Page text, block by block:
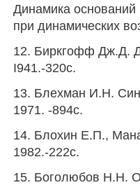
Динамика
при динамических
12. Биркгофф Дж.Д.
I941.-320с.
13. Блехман И.Н.
1971. -894с.
14. Блохин Е.П.,
1982.-222с.
15. Боголюбов H.H.